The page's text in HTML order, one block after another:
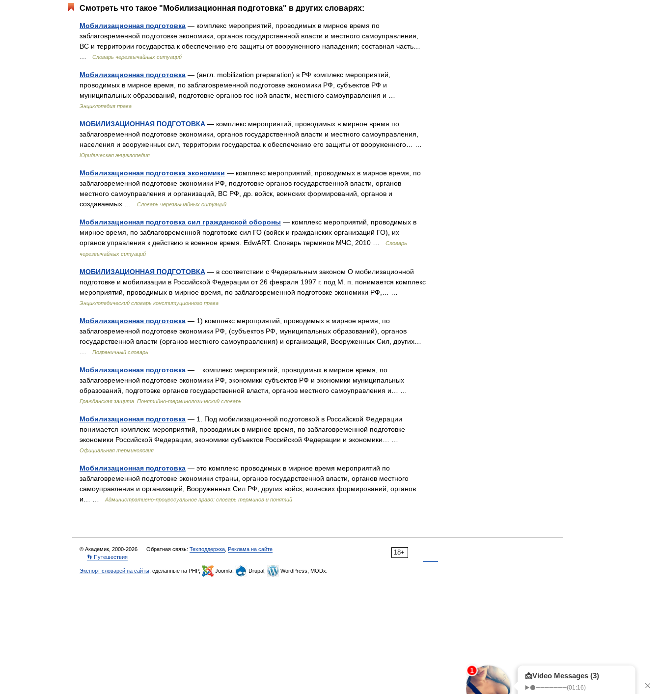
Смотреть что такое "Мобилизационная подготовка" в других словарях:
Мобилизационная подготовка — комплекс мероприятий, проводимых в мирное время по
заблаговременной подготовке экономики, органов государственной власти и местного самоуправления,
ВС и территории государства к обеспечению его защиты от вооруженного нападения; составная часть…
Словарь черезвычайных ситуаций
Мобилизационная подготовка — (англ. mobilization preparation) в РФ комплекс мероприятий,
проводимых в мирное время, по заблаговременной подготовке экономики РФ, субъектов РФ и
муниципальных образований, подготовке органов гос ной власти, местного самоуправления и …
Энциклопедия права
МОБИЛИЗАЦИОННАЯ ПОДГОТОВКА — комплекс мероприятий, проводимых в мирное время по
заблаговременной подготовке экономики, органов государственной власти и местного самоуправления,
населения и вооруженных сил, территории государства к обеспечению его защиты от вооруженного… …
Юридическая энциклопедия
Мобилизационная подготовка экономики — комплекс мероприятий, проводимых в мирное время, по
заблаговременной подготовке экономики РФ, подготовке органов государственной власти, органов
местного самоуправления и организаций, ВС РФ, др. войск, воинских формирований, органов и
создаваемых …
Словарь черезвычайных ситуаций
Мобилизационная подготовка сил гражданской обороны — комплекс мероприятий, проводимых в
мирное время, по заблаговременной подготовке сил ГО (войск и гражданских организаций ГО), их
органов управления к действию в военное время. EdwART. Словарь терминов МЧС, 2010 …
Словарь
черезвычайных ситуаций
МОБИЛИЗАЦИОННАЯ ПОДГОТОВКА — в соответствии с Федеральным законом О мобилизационной
подготовке и мобилизации в Российской Федерации от 26 февраля 1997 г. под М. п. понимается комплекс
мероприятий, проводимых в мирное время, по заблаговременной подготовке экономики РФ,… …
Энциклопедический словарь конституционного права
Мобилизационная подготовка — 1) комплекс мероприятий, проводимых в мирное время, по
заблаговременной подготовке экономики РФ, (субъектов РФ, муниципальных образований), органов
государственной власти (органов местного самоуправления) и организаций, Вооруженных Сил, других…
Пограничный словарь
Мобилизационная подготовка — комплекс мероприятий, проводимых в мирное время, по
заблаговременной подготовке экономики РФ, экономики субъектов РФ и экономики муниципальных
образований, подготовке органов государственной власти, органов местного самоуправления и… …
Гражданская защита. Понятийно-терминологический словарь
Мобилизационная подготовка — 1. Под мобилизационной подготовкой в Российской Федерации
понимается комплекс мероприятий, проводимых в мирное время, по заблаговременной подготовке
экономики Российской Федерации, экономики субъектов Российской Федерации и экономики… …
Официальная терминология
Мобилизационная подготовка — это комплекс проводимых в мирное время мероприятий по
заблаговременной подготовке экономики страны, органов государственной власти, органов местного
самоуправления и организаций, Вооруженных Сил РФ, других войск, воинских формирований, органов
и… …
Административно-процессуальное право: словарь терминов и понятий
18+
© Академик, 2000-2026 Обратная связь: Техподдержка Реклама на сайте
👣 Путешествия
Экспорт словарей на сайты , сделанные на PHP, Joomla, Drupal, WordPress, MODx.